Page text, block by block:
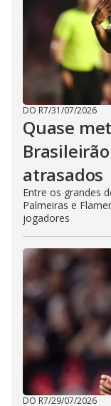
DO R7/31/07/2026
Quase
atrasados
Entre os grandes
Palmeiras e
jogadores
DO R7/29/07/2026